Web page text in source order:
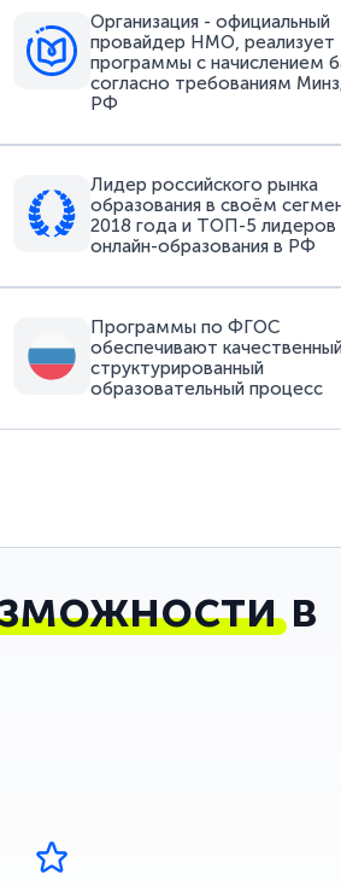
Организация - официальный
провайдер НМО, реализует
программы с начислением
согласно требованиям
РФ
Лидер российского рынка
образования в своём
2018 года и ТОП-5 лидеров
онлайн-образования в РФ
Программы по ФГОС
обеспечивают
структурированный
образовательный процесс
в